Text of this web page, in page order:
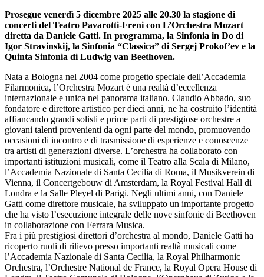
Prosegue venerdì 5 dicembre 2025 alle 20.30 la stagione di
concerti del Teatro Pavarotti-Freni con L’Orchestra Mozart
diretta da Daniele Gatti. In programma, la Sinfonia in Do di
Igor Stravinskij, la Sinfonia “Classica” di Sergej Prokof’ev e la
Quinta Sinfonia di Ludwig van Beethoven.
Nata a Bologna nel 2004 come progetto speciale dell’Accademia
Filarmonica, l’Orchestra Mozart è una realtà d’eccellenza
internazionale e unica nel panorama italiano. Claudio Abbado, suo
fondatore e direttore artistico per dieci anni, ne ha costruito l’identità
affiancando grandi solisti e prime parti di prestigiose orchestre a
giovani talenti provenienti da ogni parte del mondo, promuovendo
occasioni di incontro e di trasmissione di esperienze e conoscenze
tra artisti di generazioni diverse. L’orchestra ha collaborato con
importanti istituzioni musicali, come il Teatro alla Scala di Milano,
l’Accademia Nazionale di Santa Cecilia di Roma, il Musikverein di
Vienna, il Concertgebouw di Amsterdam, la Royal Festival Hall di
Londra e la Salle Pleyel di Parigi. Negli ultimi anni, con Daniele
Gatti come direttore musicale, ha sviluppato un importante progetto
che ha visto l’esecuzione integrale delle nove sinfonie di Beethoven
in collaborazione con Ferrara Musica.
Fra i più prestigiosi direttori d’orchestra al mondo, Daniele Gatti ha
ricoperto ruoli di rilievo presso importanti realtà musicali come
l’Accademia Nazionale di Santa Cecilia, la Royal Philharmonic
Orchestra, l’Orchestre National de France, la Royal Opera House di